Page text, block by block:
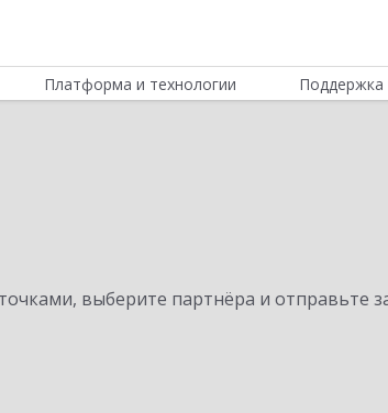
Платформа и технологии Поддержка
выберите партнёра и отправьте